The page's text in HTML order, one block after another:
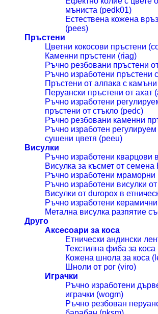
мъниста (pedk01)
Естествена кожена
(pees)
Пръстени
Цветни кокосови пръстени
Каменни пръстени (riag)
Ръчно резбовани пръстени
Ръчно изработени пръстени
Пръстени от алпака с
Перуански пръстени от ахат
Ръчно изработени
пръстени от стъкло (pedc)
Ръчно резбовани каменни
Ръчно изработен
сушени цветя (peeu)
Висулки
Ръчно изработени кварцови
Висулка за късмет от
Ръчно изработени мраморни
Ръчно изработени висулки
Висулки от duropox в
Ръчно изработени
Метална висулка разпятие
Друго
Аксесоари за коса
Етнически андински
Текстилна фиба за коса
Кожена шнола за коса
Шноли от рог (viro)
Играчки
Ръчно изработени
играчки (wogm)
Ръчно резбован